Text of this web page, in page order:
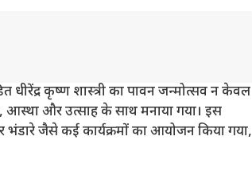
कृष्ण शास्त्री का पावन जन्मोत्सव न केवल
आस्था और उत्साह के साथ मनाया गया। इस
जैसे कई कार्यक्रमों का आयोजन किया गया,